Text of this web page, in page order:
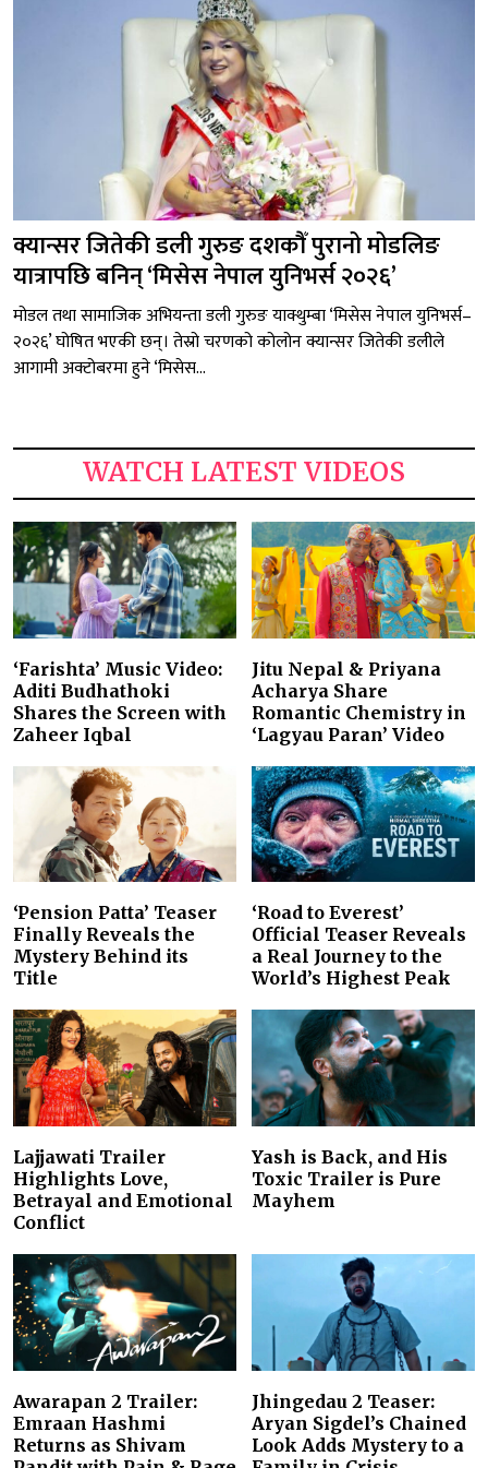
क्यान्सर जितेकी डली गुरुङ दशकौँ पुरानो मोडलिङ
यात्रापछि बनिन् ‘मिसेस नेपाल युनिभर्स २०२६’
मोडल तथा सामाजिक अभियन्ता डली गुरुङ याक्थुम्बा ‘मिसेस नेपाल युनिभर्स–
२०२६’ घोषित भएकी छन्। तेस्रो चरणको कोलोन क्यान्सर जितेकी डलीले
आगामी अक्टोबरमा हुने ‘मिसेस...
WATCH LATEST VIDEOS
‘Farishta’ Music Video:
Aditi Budhathoki
Shares the Screen with
Zaheer Iqbal
Jitu Nepal & Priyana
Acharya Share
Romantic Chemistry in
‘Lagyau Paran’ Video
‘Pension Patta’ Teaser
Finally Reveals the
Mystery Behind its
Title
‘Road to Everest’
Official Teaser Reveals
a Real Journey to the
World’s Highest Peak
Lajjawati Trailer
Highlights Love,
Betrayal and Emotional
Conflict
Yash is Back, and His
Toxic Trailer is Pure
Mayhem
Awarapan 2 Trailer:
Emraan Hashmi
Returns as Shivam
Jhingedau 2 Teaser:
Aryan Sigdel’s Chained
Look Adds Mystery to a